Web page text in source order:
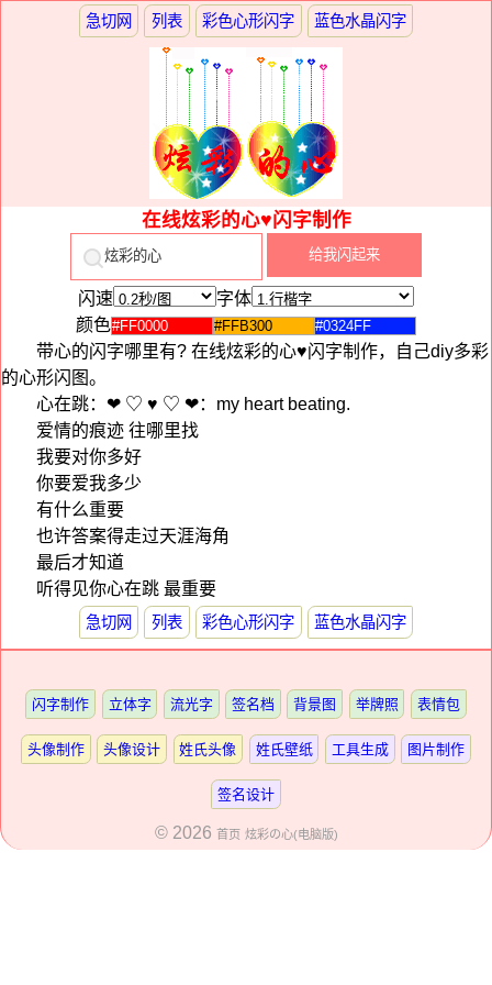
急切网 列表 彩色心形闪字 蓝色水晶闪字
在线炫彩的心♥闪字制作
闪速
字体
颜色
带心的闪字哪里有? 在线炫彩的心♥闪字制作，自己diy多彩
的心形闪图。
心在跳：❤ ♡ ♥ ♡ ❤：my heart beating.
爱情的痕迹 往哪里找
我要对你多好
你要爱我多少
有什么重要
也许答案得走过天涯海角
最后才知道
听得见你心在跳 最重要
急切网 列表 彩色心形闪字 蓝色水晶闪字
闪字制作 立体字 流光字 签名档 背景图 举牌照 表情包
头像制作 头像设计 姓氏头像 姓氏壁纸 工具生成 图片制作
签名设计
© 2026 首页 炫彩の心(电脑版)